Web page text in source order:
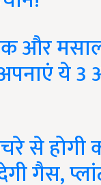
और
ये 3
से होगी
गैस,